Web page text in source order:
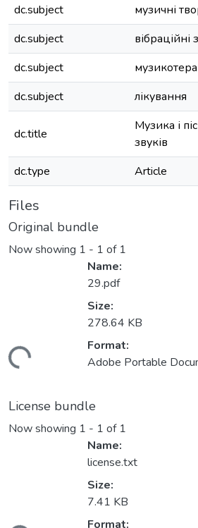
dc.subject
музичні
dc.subject
вібраційні
dc.subject
dc.subject
лікування
dc.title
Музика і
звуків
dc.type
Article
Files
Original bundle
Now showing 1 - 1 of 1
Name:
29.pdf
Size:
278.64 KB
Format:
Adobe Portable
License bundle
Now showing 1 - 1 of 1
Name:
license.txt
Size:
7.41 KB
Format: